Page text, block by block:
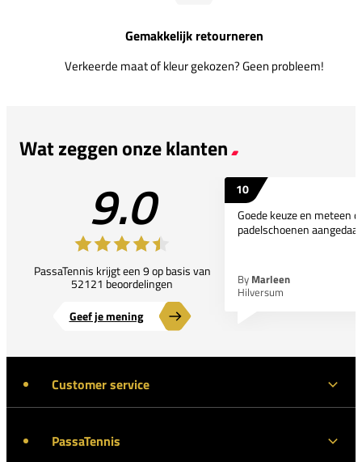
Gemakkelijk retourneren
Verkeerde maat of kleur gekozen? Geen probleem!
Wat zeggen onze klanten
9.0
PassaTennis krijgt een 9 op basis van
52121 beoordelingen
Geef je mening
10
Goede keuze en meteen
padelschoenen
By Marleen
Hilversum
Customer service
PassaTennis